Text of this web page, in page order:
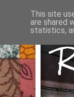
This site
are shared
statistics,